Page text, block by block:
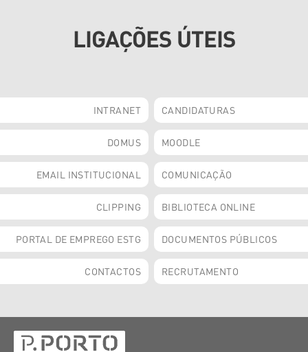
LIGAÇÕES ÚTEIS
INTRANET CANDIDATURAS
DOMUS MOODLE
EMAIL INSTITUCIONAL COMUNICAÇÃO
CLIPPING BIBLIOTECA ONLINE
PORTAL DE EMPREGO ESTG DOCUMENTOS PÚBLICOS
CONTACTOS RECRUTAMENTO